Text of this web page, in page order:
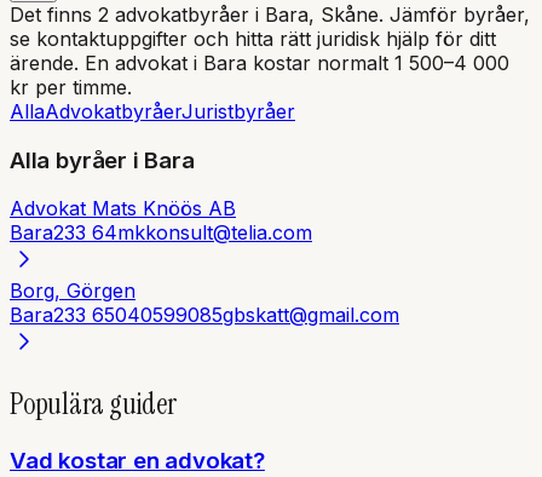
Det finns 2 advokatbyråer i Bara, Skåne. Jämför byråer,
se kontaktuppgifter och hitta rätt juridisk hjälp för ditt
ärende. En advokat i Bara kostar normalt 1 500–4 000
kr per timme.
AllaAdvokatbyråerJuristbyråer
Alla byråer i Bara
Advokat Mats Knöös AB
Bara233 64mkkonsult@telia.com
Borg, Görgen
Bara233 65040599085gbskatt@gmail.com
Populära guider
Vad kostar en advokat?